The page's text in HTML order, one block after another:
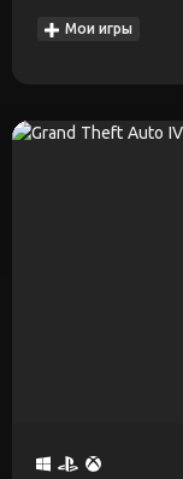
Мои игры